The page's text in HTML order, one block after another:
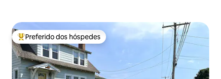
Entre os melhores preferidos dos hóspedes
Preferido dos hóspedes